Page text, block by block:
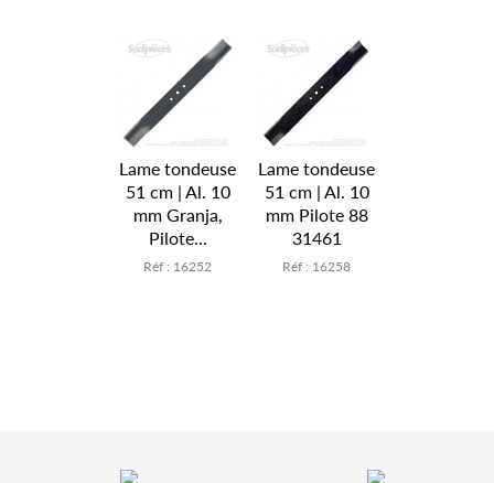
Lame tondeuse
51 cm | Al. 10
mm Granja,
Pilote...
Réf : 16252
Lame tondeuse
51 cm | Al. 10
mm Pilote 88
31461
Réf : 16258